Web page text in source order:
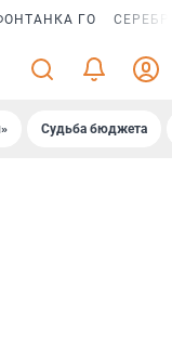
ГО
Судьба бюджета